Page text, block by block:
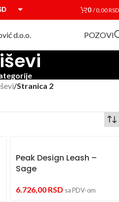
0 /0,00RSD
POZOVI
/Stranica 2
Peak Design Leash –
Sage
6.726,00 RSD sa PDV-om